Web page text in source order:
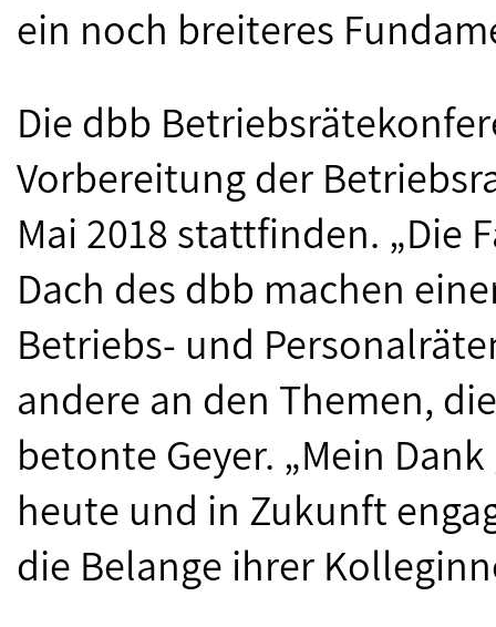
ein noch breiteres
Die dbb
Vorbereitung der
Mai 2018 stattfinden. „Die
Dach des dbb machen
Betriebs- und
andere an den Themen,
betonte Geyer. „Mein
heute und in Zukunft
die Belange ihrer